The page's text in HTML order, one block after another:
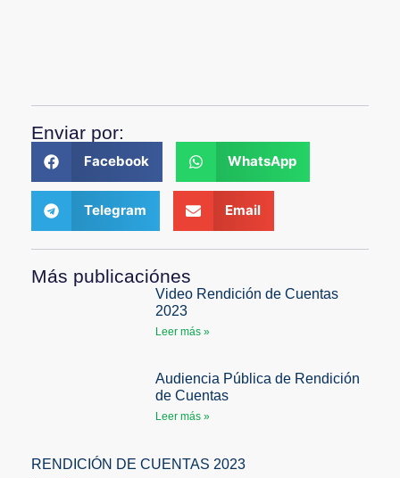
Enviar por:
Facebook WhatsApp
Telegram Email
Más publicaciónes
Video Rendición de Cuentas
2023
Leer más »
Audiencia Pública de Rendición
de Cuentas
Leer más »
RENDICIÓN DE CUENTAS 2023